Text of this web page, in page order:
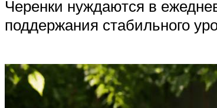
Черенки нуждаются в
поддержания стабильного